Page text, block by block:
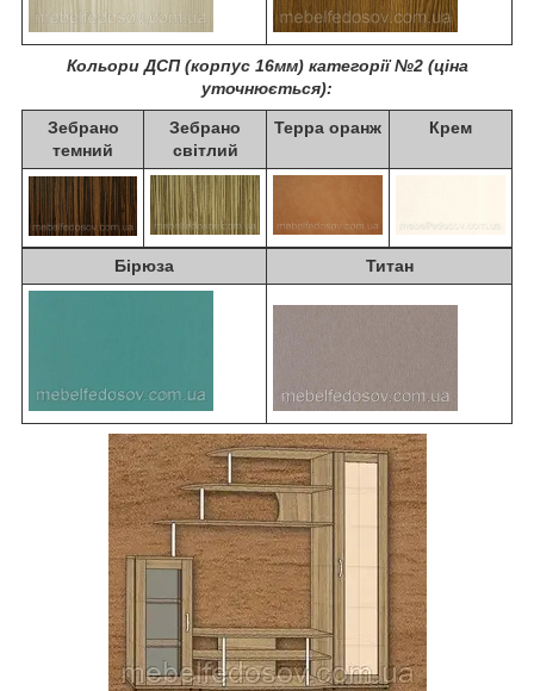
Кольори ДСП (корпус 16мм) категорії №2 (ціна
уточнюється):
Зебрано
темний
Зебрано
світлий
Терра оранж Крем
Бірюза Титан